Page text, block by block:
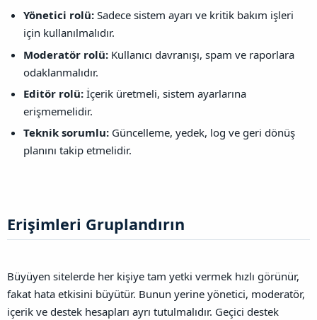
Yönetici rolü: Sadece sistem ayarı ve kritik bakım işleri
için kullanılmalıdır.
Moderatör rolü: Kullanıcı davranışı, spam ve raporlara
odaklanmalıdır.
Editör rolü: İçerik üretmeli, sistem ayarlarına
erişmemelidir.
Teknik sorumlu: Güncelleme, yedek, log ve geri dönüş
planını takip etmelidir.
Erişimleri Gruplandırın​
Büyüyen sitelerde her kişiye tam yetki vermek hızlı görünür,
fakat hata etkisini büyütür. Bunun yerine yönetici, moderatör,
içerik ve destek hesapları ayrı tutulmalıdır. Geçici destek